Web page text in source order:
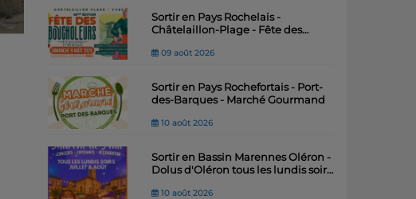
Sortir en Pays Rochelais -
Châtelaillon-Plage - Fête des
09 août 2026
Sortir en Pays Rochefortais - Port-
des-Barques - Marché Gourmand
10 août 2026
Sortir en Bassin Marennes Oléron -
Dolus d'Oléron tous les lundis soir -
10 août 2026